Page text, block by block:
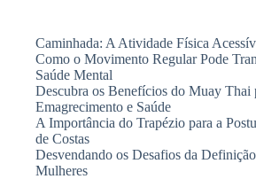
Caminhada: A Atividade Física
Como o Movimento Regular Pode
Saúde Mental
Descubra os Benefícios do Muay Thai
Emagrecimento e Saúde
A Importância do Trapézio para a
de Costas
Desvendando os Desafios da
Mulheres